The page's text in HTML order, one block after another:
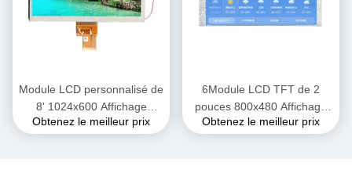
Module LCD personnalisé de
8' 1024x600 Affichage
500cd/M2 sans TSP
Obtenez le meilleur prix
6Module LCD TFT de 2
pouces 800x480 Affichage
LCD personnalisé OEM
Obtenez le meilleur prix